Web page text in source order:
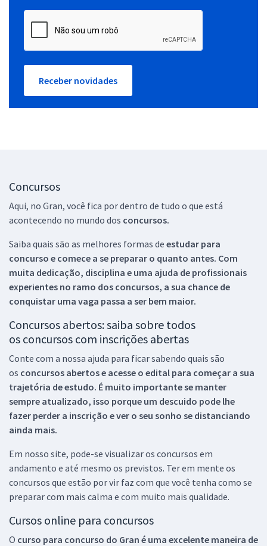
Receber novidades
Concursos
Aqui, no Gran, você fica por dentro de tudo o que está
acontecendo no mundo dos concursos.
Saiba quais são as melhores formas de estudar para
concurso e comece a se preparar o quanto antes. Com
muita dedicação, disciplina e uma ajuda de profissionais
experientes no ramo dos concursos, a sua chance de
conquistar uma vaga passa a ser bem maior.
Concursos abertos: saiba sobre todos
os concursos com inscrições abertas
Conte com a nossa ajuda para ficar sabendo quais são
os concursos abertos e acesse o edital para começar a sua
trajetória de estudo. É muito importante se manter
sempre atualizado, isso porque um descuido pode lhe
fazer perder a inscrição e ver o seu sonho se distanciando
ainda mais.
Em nosso site, pode-se visualizar os concursos em
andamento e até mesmo os previstos. Ter em mente os
concursos que estão por vir faz com que você tenha como se
preparar com mais calma e com muito mais qualidade.
Cursos online para concursos
O curso para concurso do Gran é uma excelente maneira de